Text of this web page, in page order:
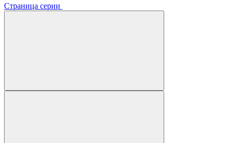
Страница серии